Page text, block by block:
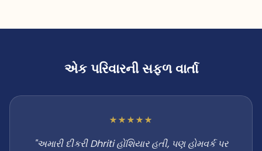
એક પરિવારની સફળ વાર્તા
★★★★★
"અમારી દીકરી Dhriti હોંશિયાર હતી, પણ હોમવર્ક પર